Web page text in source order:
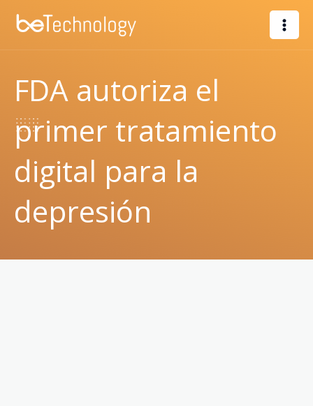
FDA autoriza el
primer tratamiento
digital para la
depresión